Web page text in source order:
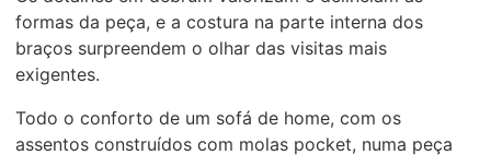
formas da peça, e a costura na parte interna dos
braços surpreendem o olhar das visitas mais
exigentes.
Todo o conforto de um sofá de home, com os
assentos construídos com molas pocket, numa peça